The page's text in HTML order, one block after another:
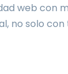
web con
no solo